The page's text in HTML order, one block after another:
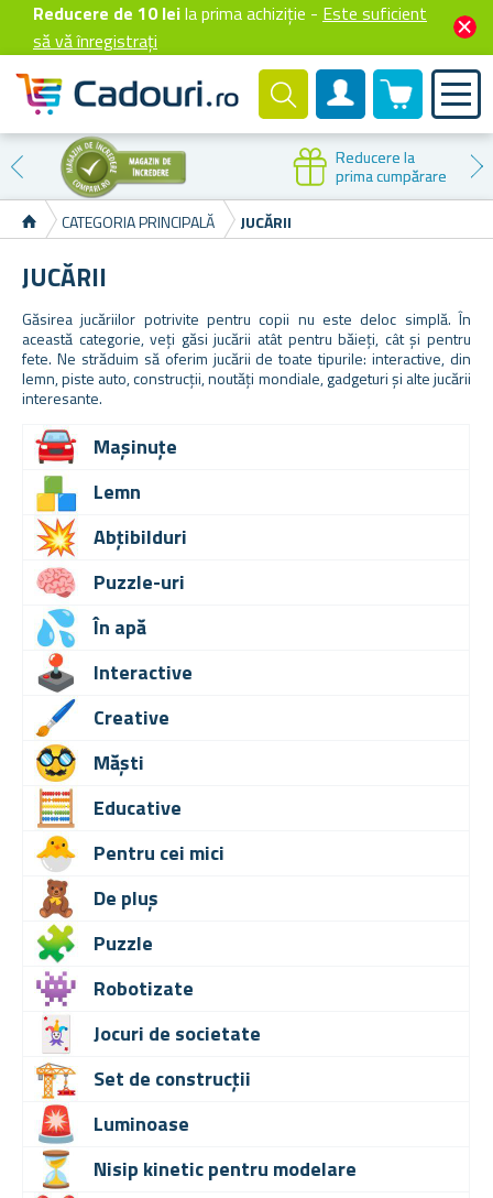
Reducere de 10 leila prima achiziție - Este suficient
să vă înregistrați
Cont client
0 produselor
Reducere la
prima cumpărare
CATEGORIA PRINCIPALĂ JUCĂRII
JUCĂRII
Găsirea jucăriilor potrivite pentru copii nu este deloc simplă. În
această categorie, veți găsi jucării atât pentru băieți, cât și pentru
fete. Ne străduim să oferim jucării de toate tipurile: interactive, din
lemn, piste auto, construcții, noutăți mondiale, gadgeturi și alte jucării
interesante.
Mașinuțe
Lemn
Abțibilduri
Puzzle-uri
În apă
Interactive
Creative
Măști
Educative
Pentru cei mici
De pluș
Puzzle
Robotizate
Jocuri de societate
Set de construcții
Luminoase
Nisip kinetic pentru modelare